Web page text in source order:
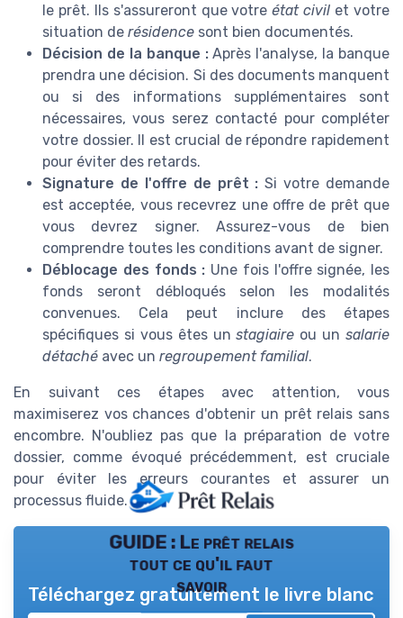
le prêt. Ils s'assureront que votreétat civil et votre
situation de résidence sont bien documentés.
Décision de la banque :Après l'analyse, la banque
prendra une décision. Si des documents manquent
ou si des informations supplémentaires sont
nécessaires, vous serez contacté pour compléter
votre dossier. Il est crucial de répondre rapidement
pour éviter des retards.
Signature de l'offre de prêt : Si votre demande
est acceptée, vous recevrez une offre de prêt que
vous devrez signer. Assurez-vous de bien
comprendre toutes les conditions avant de signer.
Déblocage des fonds : Une fois l'offre signée, les
fonds seront débloqués selon les modalités
convenues. Cela peut inclure des étapes
spécifiques si vous êtes unstagiaire ou un salarie
détaché avec un regroupement familial.
En suivant ces étapes avec attention, vous
maximiserez vos chances d'obtenir un prêt relais sans
encombre. N'oubliez pas que la préparation de votre
dossier, comme évoqué précédemment, est cruciale
pour éviter les erreurs courantes et assurer un
processus fluide.
GUIDE : Le prêt relais
tout ce qu'il faut
savoir
Téléchargez gratuitement le livre blanc